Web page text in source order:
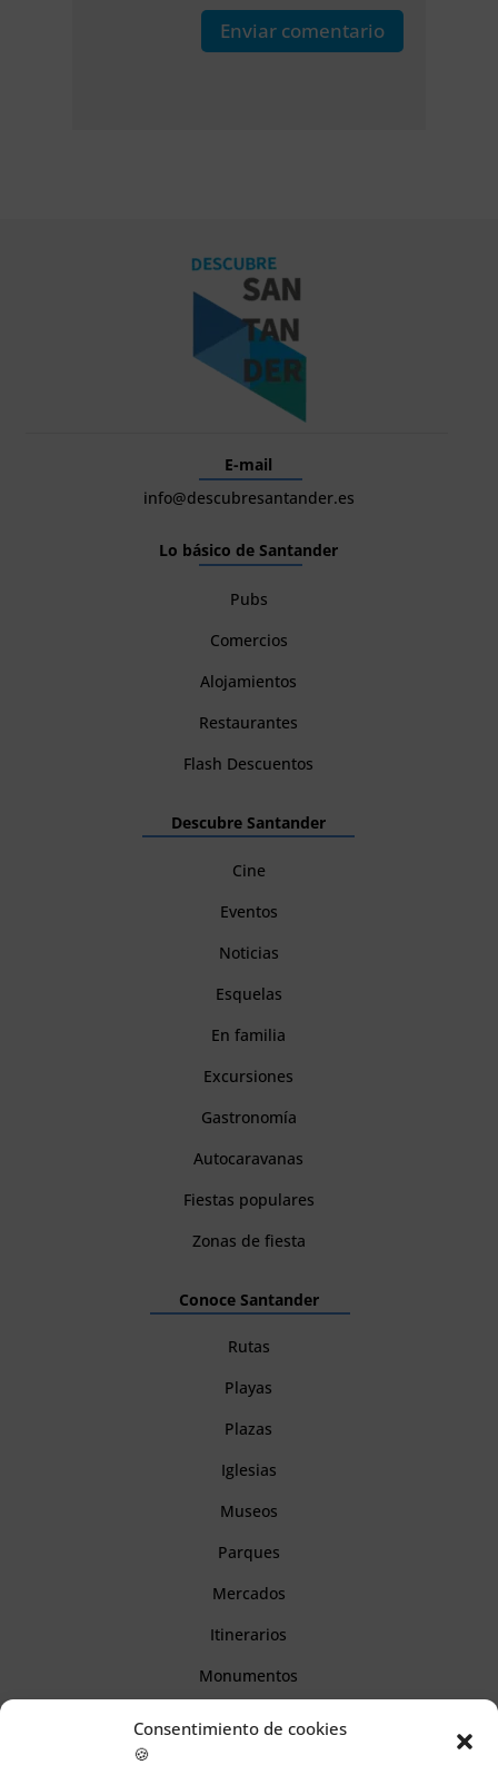
Consentimiento de cookies
🍪
Enviar comentario
E-mail
info@descubresantander.es
Lo básico de Santander
Pubs
Comercios
Alojamientos
Restaurantes
Flash Descuentos
Descubre Santander
Cine
Eventos
Noticias
Esquelas
En familia
Excursiones
Gastronomía
Autocaravanas
Fiestas populares
Zonas de fiesta
Conoce Santander
Rutas
Playas
Plazas
Iglesias
Museos
Parques
Mercados
Itinerarios
Monumentos